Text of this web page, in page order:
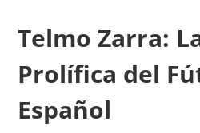
Telmo Zarra:
Prolífica del
Español